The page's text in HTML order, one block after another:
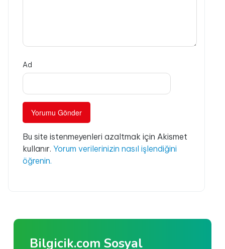
Ad
Bu site istenmeyenleri azaltmak için Akismet
kullanır. Yorum verilerinizin nasıl işlendiğini
öğrenin.
Bilgicik.com Sosyal